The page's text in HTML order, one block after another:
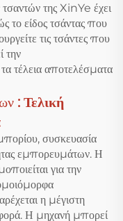
της XinYe έχει
το είδος τσάντας που
τις τσάντες που
την
τέλεια αποτελέσματα
: Τελική
συσκευασία
εμπορευμάτων. Η
για την
η μέγιστη
Η μηχανή μπορεί